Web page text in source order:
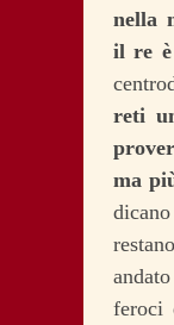
nella
il re
reti
ma
feroci